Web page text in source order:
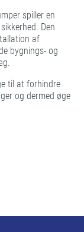
spiller en
Den
af
bygnings- og
til at forhindre
og dermed øge